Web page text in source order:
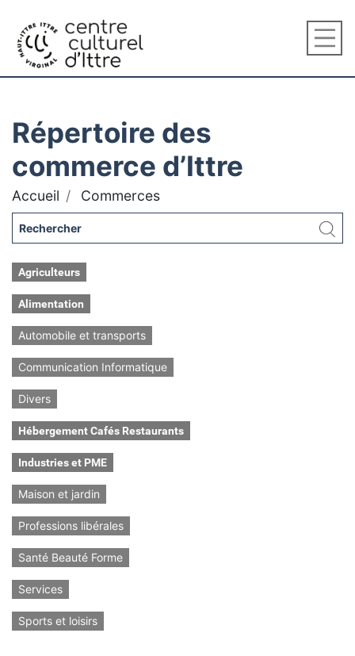
Répertoire des
commerce d’Ittre
Accueil Commerces
Agriculteurs
Alimentation
Automobile et transports
Communication Informatique
Divers
Hébergement Cafés Restaurants
Industries et PME
Maison et jardin
Professions libérales
Santé Beauté Forme
Services
Sports et loisirs